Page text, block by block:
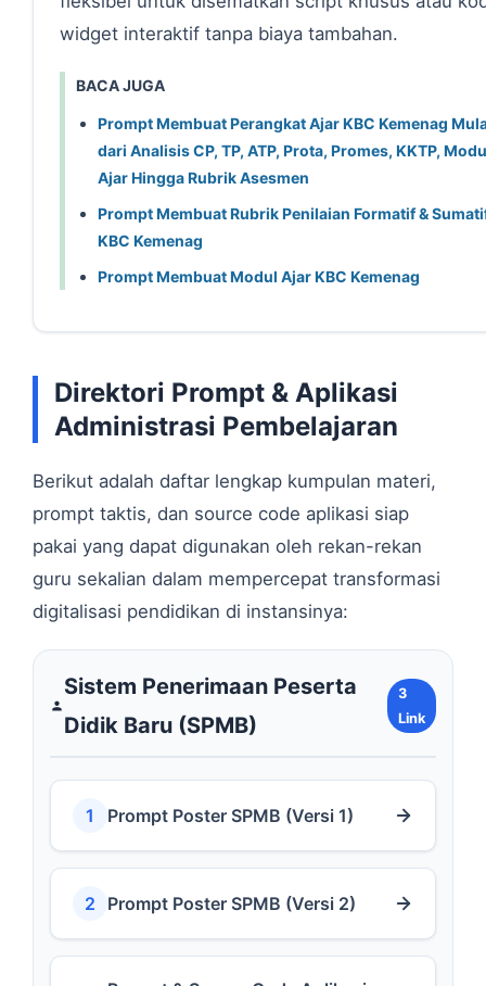
widget interaktif tanpa biaya tambahan.
BACA JUGA
Prompt Membuat Perangkat Ajar KBC Kemenag
dari Analisis CP, TP, ATP, Prota, Promes, KKTP,
Ajar Hingga Rubrik Asesmen
Prompt Membuat Rubrik Penilaian Formatif &
KBC Kemenag
Prompt Membuat Modul Ajar KBC Kemenag
Direktori Prompt & Aplikasi
Administrasi Pembelajaran
Berikut adalah daftar lengkap kumpulan materi,
prompt taktis, dan source code aplikasi siap
pakai yang dapat digunakan oleh rekan-rekan
guru sekalian dalam mempercepat transformasi
digitalisasi pendidikan di instansinya:
Sistem Penerimaan Peserta
Didik Baru (SPMB)
3
Link
1 Prompt Poster SPMB (Versi 1)
2 Prompt Poster SPMB (Versi 2)